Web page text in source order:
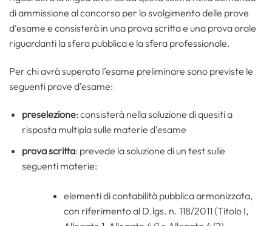
di ammissione al concorso per lo svolgimento delle prove
d’esame e consisterà in una prova scritta e una prova orale
riguardanti la sfera pubblica e la sfera professionale.
Per chi avrà superato l’esame preliminare sono previste le
seguenti prove d’esame:
preselezione: consisterà nella soluzione di quesiti a
risposta multipla sulle materie d’esame
prova scritta: prevede la soluzione di un test sulle
seguenti materie:
elementi di contabilità pubblica armonizzata,
con riferimento al D.lgs. n. 118/2011 (Titolo I,